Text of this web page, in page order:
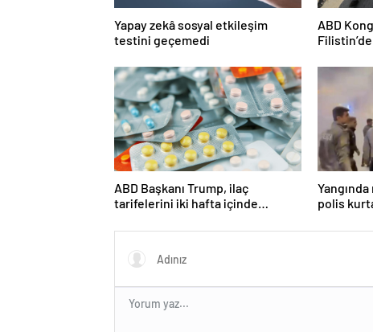
Yapay zekâ sosyal etkileşim
testini geçemedi
ABD
ABD Başkanı Trump, ilaç
tarifelerini iki hafta içinde
polis